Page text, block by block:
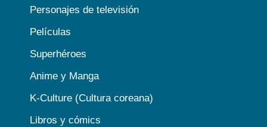
Personajes de televisión
Películas
Superhéroes
Anime y Manga
K-Culture (Cultura coreana)
Libros y cómics